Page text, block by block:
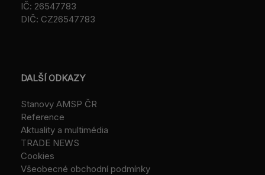
IČ: 26547783
DIČ: CZ26547783
DALŠÍ ODKAZY
Stanovy AMSP ČR
Reference
Aktuality a multimédia
TRADE NEWS
Cookies
Všeobecné obchodní podmínky